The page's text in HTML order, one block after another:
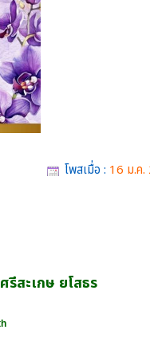
โพสเมื่อ : 16 ม.ค
สะเกษ ยโสธร